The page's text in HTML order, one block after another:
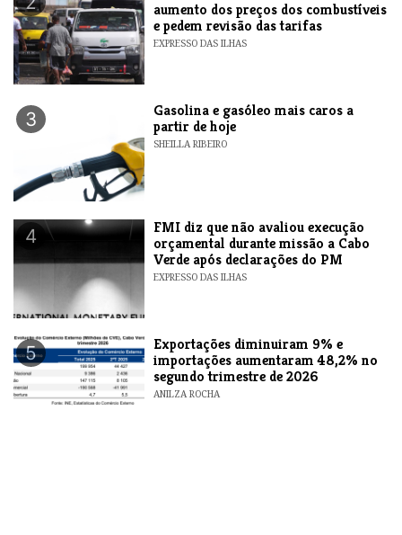
aumento dos preços dos combustíveis
e pedem revisão das tarifas
EXPRESSO DAS ILHAS
3
Gasolina e gasóleo mais caros a
partir de hoje
SHEILLA RIBEIRO
4
FMI diz que não avaliou execução
orçamental durante missão a Cabo
Verde após declarações do PM
EXPRESSO DAS ILHAS
5
Exportações diminuiram 9% e
importações aumentaram 48,2% no
segundo trimestre de 2026
ANILZA ROCHA